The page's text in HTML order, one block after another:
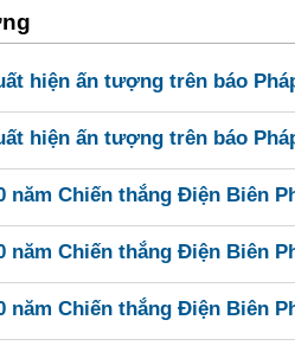
hiện ấn tượng trên báo
hiện ấn tượng trên báo
năm Chiến thắng Điện Biên
năm Chiến thắng Điện Biên
năm Chiến thắng Điện Biên